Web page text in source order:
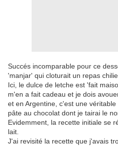
Succés incomparable pour ce
'manjar' qui cloturait un repas
Ici, le dulce de letche est 'fait
m'en a fait cadeau et je dois
et en Argentine, c'est une
pâte au chocolat dont je tairai le
Evidemment, la recette initiale se
lait.
J'ai revisité la recette que j'avais